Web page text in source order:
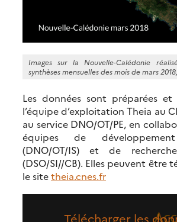
Images sur la Nouvelle-Calédonie
synthèses mensuelles des mois de mars
Les données sont préparées
l’équipe d’exploitation Theia au
au service DNO/OT/PE, en
équipes de
(DNO/OT/IS) et de
(DSO/SI//CB). Elles peuvent être
le sitetheia.cnes.fr
Télécharger les